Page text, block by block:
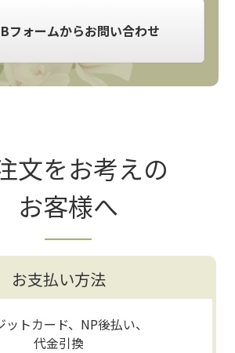
フォームからお問い合わせ
文をお考えの
お客様へ
お支払い方法
ットカード、NP後払い、
代金引換